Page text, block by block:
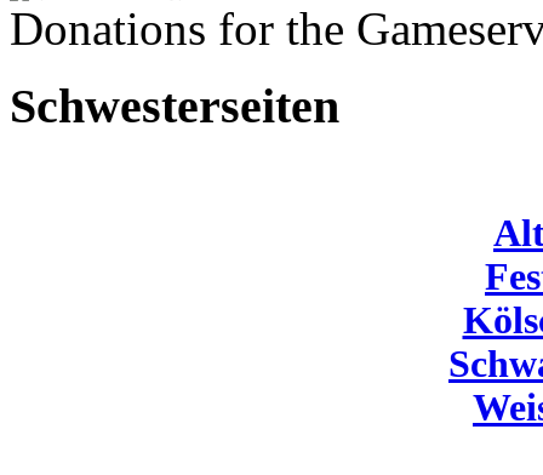
Donations for the
Schwesterseiten